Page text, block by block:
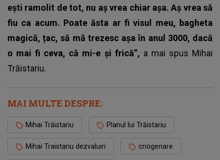
ești ramolit de tot, nu aș vrea chiar așa. Aș vrea să
fiu ca acum. Poate ăsta ar fi visul meu, bagheta
magică, țac, să mă trezesc așa în anul 3000, dacă
o mai fi ceva, că mi-e și frică”, a mai spus Mihai
Trăistariu.
MAI MULTE DESPRE:
Mihai Trăistariu Planul lui Trăistariu
Mihai Traistariu dezvaluiri criogenare